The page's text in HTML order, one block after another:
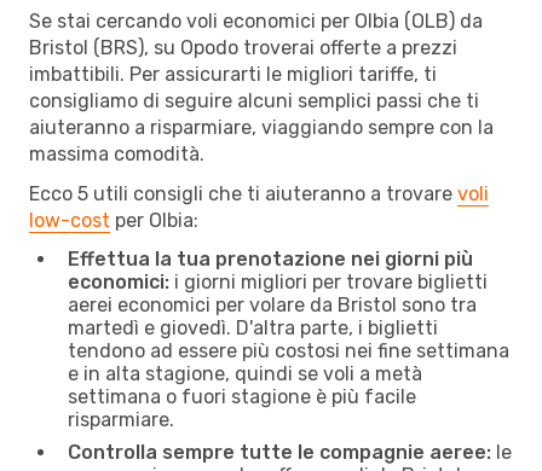
Se stai cercando voli economici per Olbia (OLB) da
Bristol (BRS), su Opodo troverai offerte a prezzi
imbattibili. Per assicurarti le migliori tariffe, ti
consigliamo di seguire alcuni semplici passi che ti
aiuteranno a risparmiare, viaggiando sempre con la
massima comodità.
Ecco 5 utili consigli che ti aiuteranno a trovare voli
low-cost per Olbia:
Effettua la tua prenotazione nei giorni più
economici: i giorni migliori per trovare biglietti
aerei economici per volare da Bristol sono tra
martedì e giovedì. D'altra parte, i biglietti
tendono ad essere più costosi nei fine settimana
e in alta stagione, quindi se voli a metà
settimana o fuori stagione è più facile
risparmiare.
Controlla sempre tutte le compagnie aeree: le